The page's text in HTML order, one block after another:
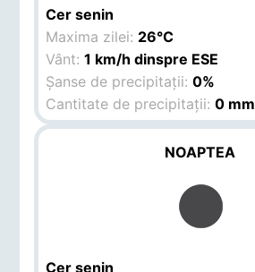
Cer senin
Maxima zilei: 26°C
Vânt:1 km/h dinspre ESE
Șanse de precipitații:0%
Cantitate de precipitații:0 mm
NOAPTEA
Cer senin